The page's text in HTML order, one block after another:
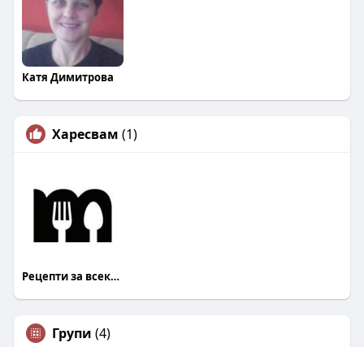
Катя Димитрова
Харесвам (1)
Рецепти за всеки Mandja.bg
Групи (4)